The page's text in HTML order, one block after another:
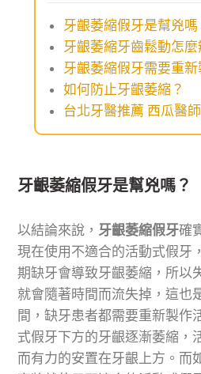
牙齦萎縮假牙是幫兇嗎
牙齦萎縮牙齒鬆動怎麼
牙齦萎縮假牙需要重新
如何防止牙齦萎縮？
台北牙醫推薦 西瓜醫
牙齦萎縮假牙是幫兇嗎？
以結論來說， 牙齦萎縮假牙確
現在使用不適合的活動式假牙
期缺牙會導致牙齦萎縮，所以
就會隨著時間而流失掉，這也
間，缺牙患者都需要重新製作
式假牙下方的牙齦逐漸萎縮，
而有力的安置在牙齦上方。而